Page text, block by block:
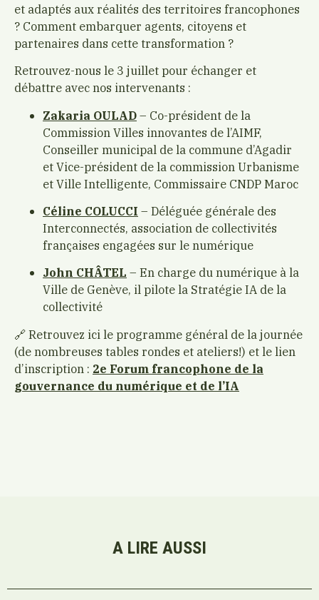
et adaptés aux réalités des territoires francophones
? Comment embarquer agents, citoyens et
partenaires dans cette transformation ?
Retrouvez-nous le 3 juillet pour échanger et
débattre avec nos intervenants :
Zakaria OULAD– Co-président de la
Commission Villes innovantes de l’AIMF,
Conseiller municipal de la commune d’Agadir
et Vice-président de la commission Urbanisme
et Ville Intelligente, Commissaire CNDP Maroc
Céline COLUCCI – Déléguée générale des
Interconnectés, association de collectivités
françaises engagées sur le numérique
John CHÂTEL – En charge du numérique à la
Ville de Genève, il pilote la Stratégie IA de la
collectivité
🔗 Retrouvez ici le programme général de la journée
(de nombreuses tables rondes et ateliers!) et le lien
d’inscription : 2e Forum francophone de la
gouvernance du numérique et de l’IA
A LIRE AUSSI